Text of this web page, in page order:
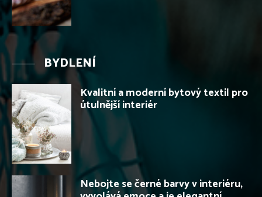
BYDLENÍ
Kvalitní a moderní bytový textil pro
útulnější interiér
Nebojte se černé barvy v interiéru,